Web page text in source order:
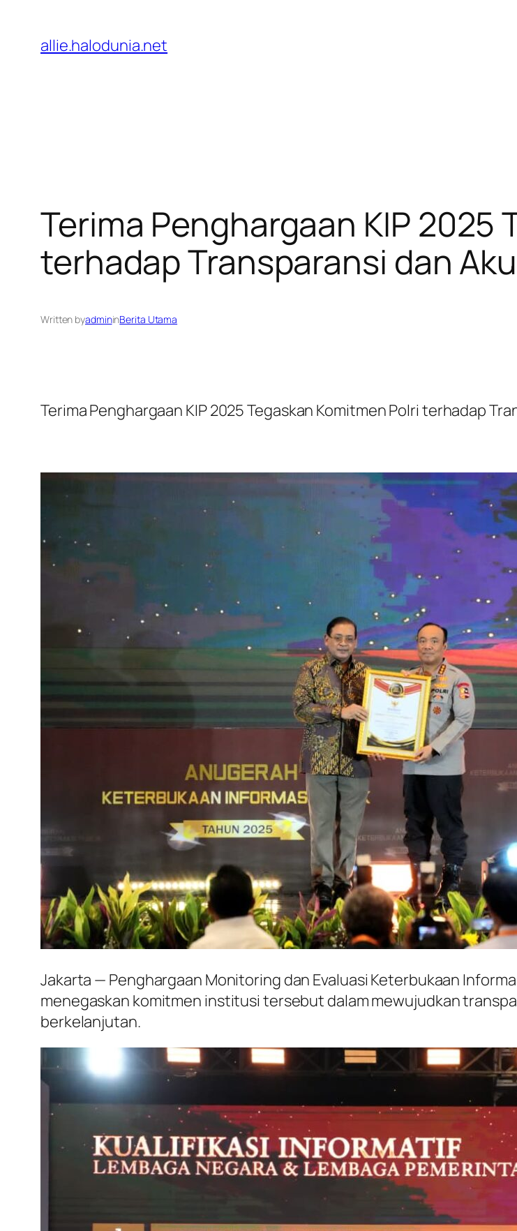
konten
allie.halodunia.net
Terima Penghargaan KIP 2025
terhadap Transparansi dan
Written byadmininBerita Utama
Terima Penghargaan KIP 2025 Tegaskan Komitmen Polri terhadap
Jakarta — Penghargaan Monitoring dan Evaluasi Keterbukaan
menegaskan komitmen institusi tersebut dalam mewujudkan
berkelanjutan.